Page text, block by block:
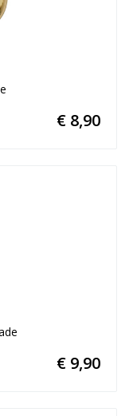
€ 8,90
€ 9,90